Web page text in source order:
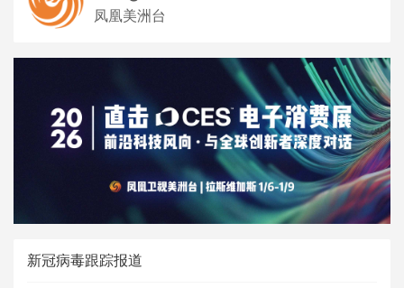
凤凰美洲台
新冠病毒跟踪报道